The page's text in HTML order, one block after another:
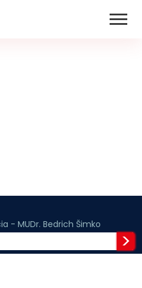
- MUDr. Bedrich Šimko